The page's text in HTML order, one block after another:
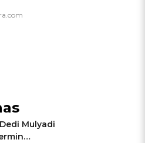
Mulyadi